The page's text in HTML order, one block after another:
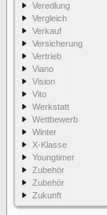
Veredlung
Vergleich
Verkauf
Versicherung
Vertrieb
Viano
Vision
Vito
Werkstatt
Wettbewerb
Winter
X-Klasse
Youngtimer
Zubehör
Zubehör
Zukunft